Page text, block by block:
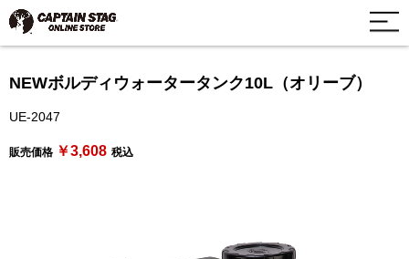
NEWボルディウォータータンク10L（オリーブ）
UE-2047
販売価格 ￥3,608 税込